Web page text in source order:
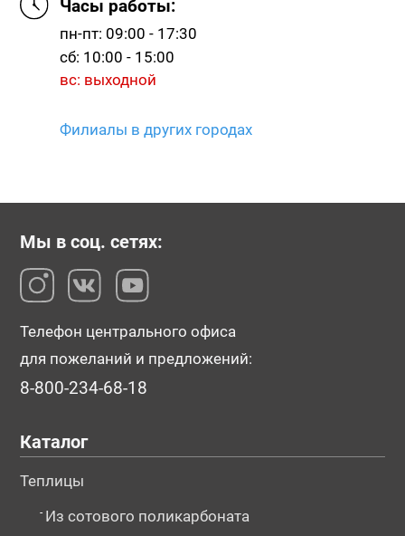
Часы работы:
пн-пт: 09:00 - 17:30
сб: 10:00 - 15:00
вс: выходной
Филиалы в других городах
Мы в соц. сетях:
Телефон центрального офиса
для пожеланий и предложений:
8-800-234-68-18
Каталог
Теплицы
- Из сотового поликарбоната